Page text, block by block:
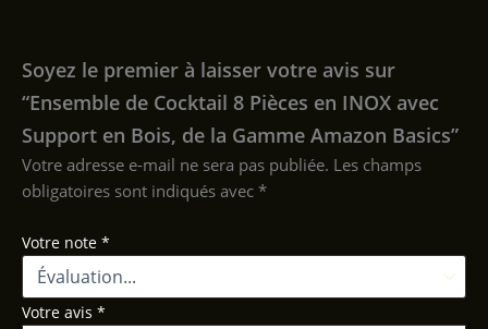
Soyez le premier à laisser votre avis sur
“Ensemble de Cocktail 8 Pièces en INOX avec
Support en Bois, de la Gamme Amazon Basics”
Votre adresse e-mail ne sera pas publiée. Les champs
obligatoires sont indiqués avec *
Votre note *
Votre avis *